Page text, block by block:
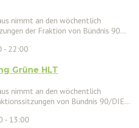
nimmt an den wöchentlich
der Fraktion von Bündnis 90...
- 22:00
Grüne HLT
nimmt an den wöchentlich
von Bündnis 90/DIE...
- 13:00